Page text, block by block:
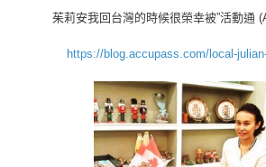
茱莉安我回台灣的時候很榮幸被”活動通
https://blog.accupass.com/local-